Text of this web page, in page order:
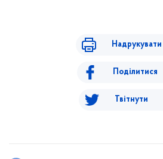
Надрукувати
Поділитися
Твітнути